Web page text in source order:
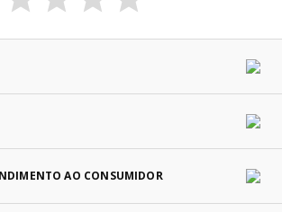
AO CONSUMIDOR